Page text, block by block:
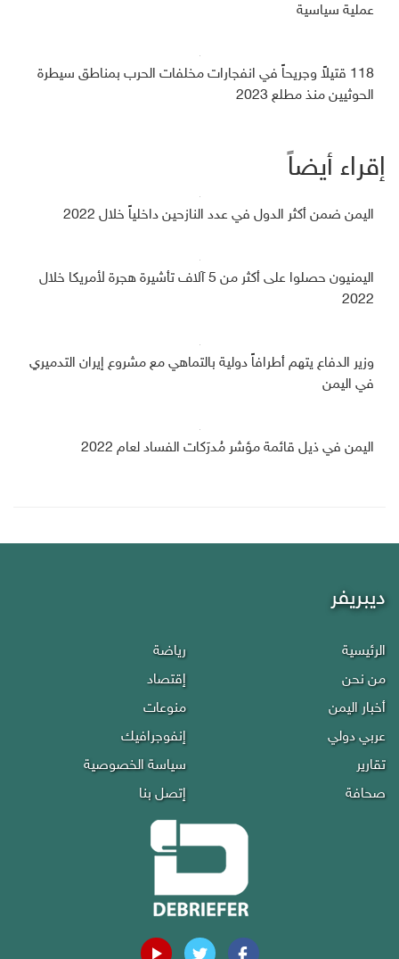
عملية سياسية
118 قتيلاً وجريحاً في انفجارات مخلفات الحرب بمناطق سيطرة
الحوثيين منذ مطلع 2023
إقراء أيضاً
اليمن ضمن أكثر الدول في عدد النازحين داخلياً خلال 2022
اليمنيون حصلوا على أكثر من 5 آلاف تأشيرة هجرة لأمريكا خلال
2022
وزير الدفاع يتهم أطرافاً دولية بالتماهي مع مشروع إيران التدميري
في اليمن
اليمن في ذيل قائمة مؤشر مُدرَكات الفساد لعام 2022
ديبريفر
الرئيسية
من نحن
أخبار اليمن
عربي دولي
تقارير
صحافة
رياضة
إقتصاد
منوعات
إنفوجرافيك
سياسة الخصوصية
إتصل بنا